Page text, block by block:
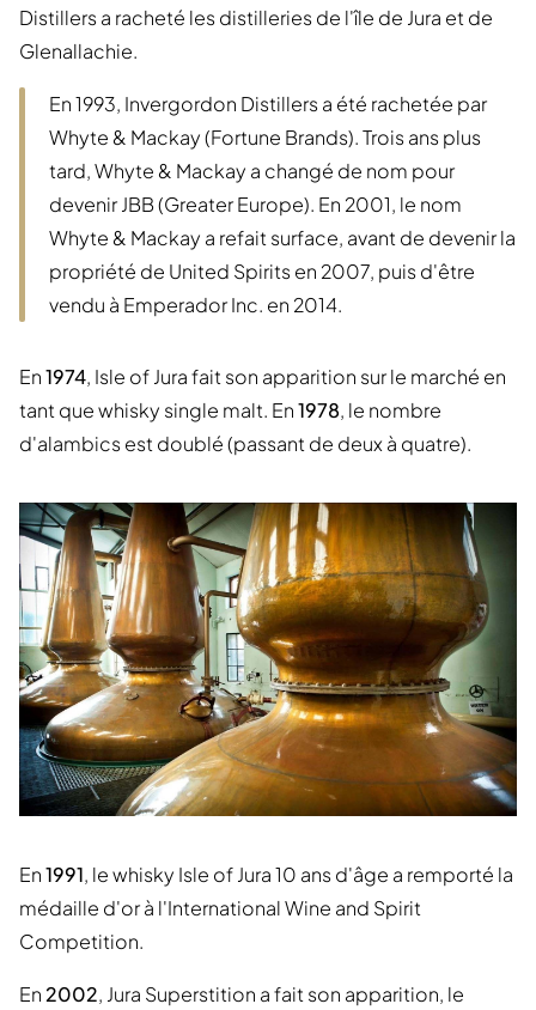
Distillers a racheté les distilleries de l'île de Jura et de
Glenallachie.
En 1993, Invergordon Distillers a été rachetée par
Whyte & Mackay (Fortune Brands). Trois ans plus
tard, Whyte & Mackay a changé de nom pour
devenir JBB (Greater Europe). En 2001, le nom
Whyte & Mackay a refait surface, avant de devenir la
propriété de United Spirits en 2007, puis d'être
vendu à Emperador Inc. en 2014.
En1974, Isle of Jura fait son apparition sur le marché en
tant que whisky single malt. En1978, le nombre
d'alambics est doublé (passant de deux à quatre).
En1991, le whisky Isle of Jura 10 ans d'âge a remporté la
médaille d'or à l'International Wine and Spirit
Competition.
En 2002, Jura Superstition a fait son apparition, le